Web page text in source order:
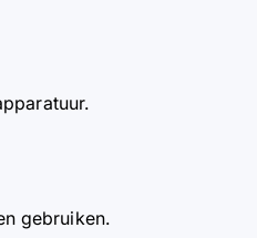
gebruiken.